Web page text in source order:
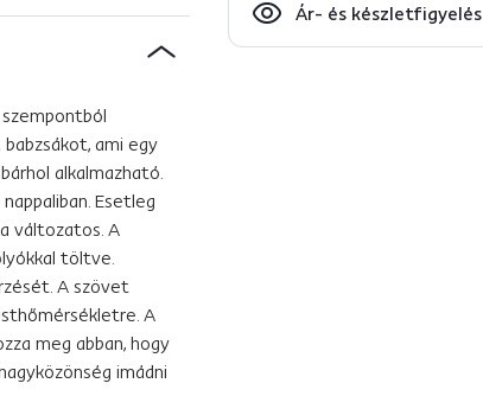
Ár- és készletfigyelés
babzsákot, ami egy
alkalmazható.
Esetleg
változatos. A
töltve.
A szövet
A
meg abban, hogy
imádni